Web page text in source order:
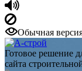
Обычная
Готовое решение
сайта